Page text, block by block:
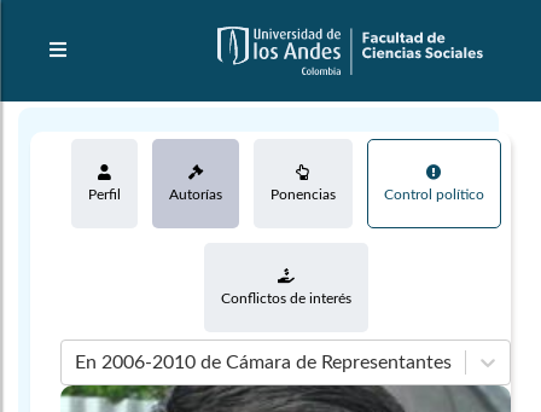
Perfil Autorías Ponencias Control político
Conflictos de interés
En 2006-2010 de Cámara de Representantes